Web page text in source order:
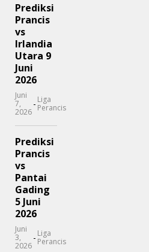
Prediksi
Prancis
vs
Irlandia
Utara 9
Juni
2026
Juni
7,
2026
- Liga
Perancis
Prediksi
Prancis
vs
Pantai
Gading
5 Juni
2026
Juni
3,
2026
- Liga
Perancis